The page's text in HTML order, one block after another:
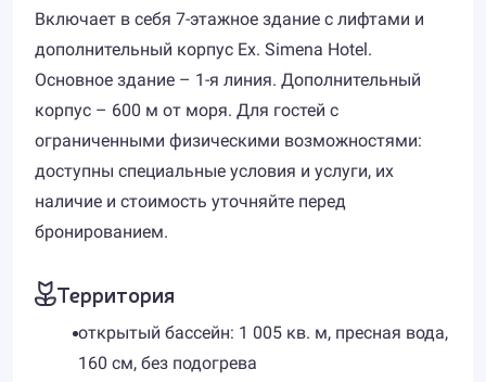
Включает в себя 7-этажное здание с лифтами и
дополнительный корпус Ex. Simena Hotel.
Основное здание – 1-я линия. Дополнительный
корпус – 600 м от моря. Для гостей с
ограниченными физическими возможностями:
доступны специальные условия и услуги, их
наличие и стоимость уточняйте перед
бронированием.
Территория
открытый бассейн: 1 005 кв. м, пресная вода,
160 см, без подогрева